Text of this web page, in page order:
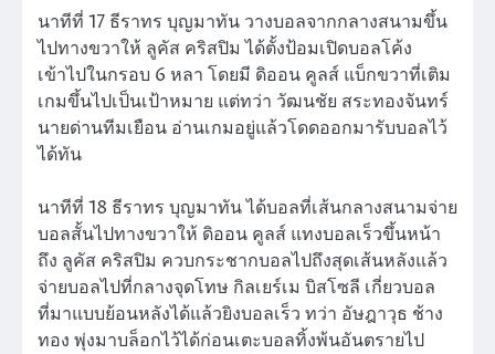
นาทีที่ 17 ธีราทร บุญมาทัน วางบอลจากกลางสนามขึ้น
ไปทางขวาให้ ลูคัส คริสปิม ได้ตั้งป้อมเปิดบอลโค้ง
เข้าไปในกรอบ 6 หลา โดยมี ดิออน คูลส์ แบ็กขวาที่เติม
เกมขึ้นไปเป็นเป้าหมาย แต่ทว่า วัฒนชัย สระทองจันทร์
นายด่านทีมเยือน อ่านเกมอยู่แล้วโดดออกมารับบอลไว้
ได้ทัน
นาทีที่ 18 ธีราทร บุญมาทัน ได้บอลที่เส้นกลางสนามจ่าย
บอลสั้นไปทางขวาให้ ดิออน คูลส์ แทงบอลเร็วขึ้นหน้า
ถึง ลูคัส คริสปิม ควบกระชากบอลไปถึงสุดเส้นหลังแล้ว
จ่ายบอลไปที่กลางจุดโทษ กิลเยร์เม บิสโซลี เกี่ยวบอล
ที่มาแบบย้อนหลังได้แล้วยิงบอลเร็ว ทว่า อัษฎาวุธ ช้าง
ทอง พุ่งมาบล็อกไว้ได้ก่อนเตะบอลทิ้งพ้นอันตรายไป